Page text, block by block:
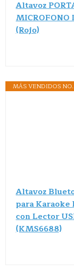
Altavoz
(Rojo)
MÁS VENDIDOS
Altavoz
para Karaoke
con Lector
(KMS6688)